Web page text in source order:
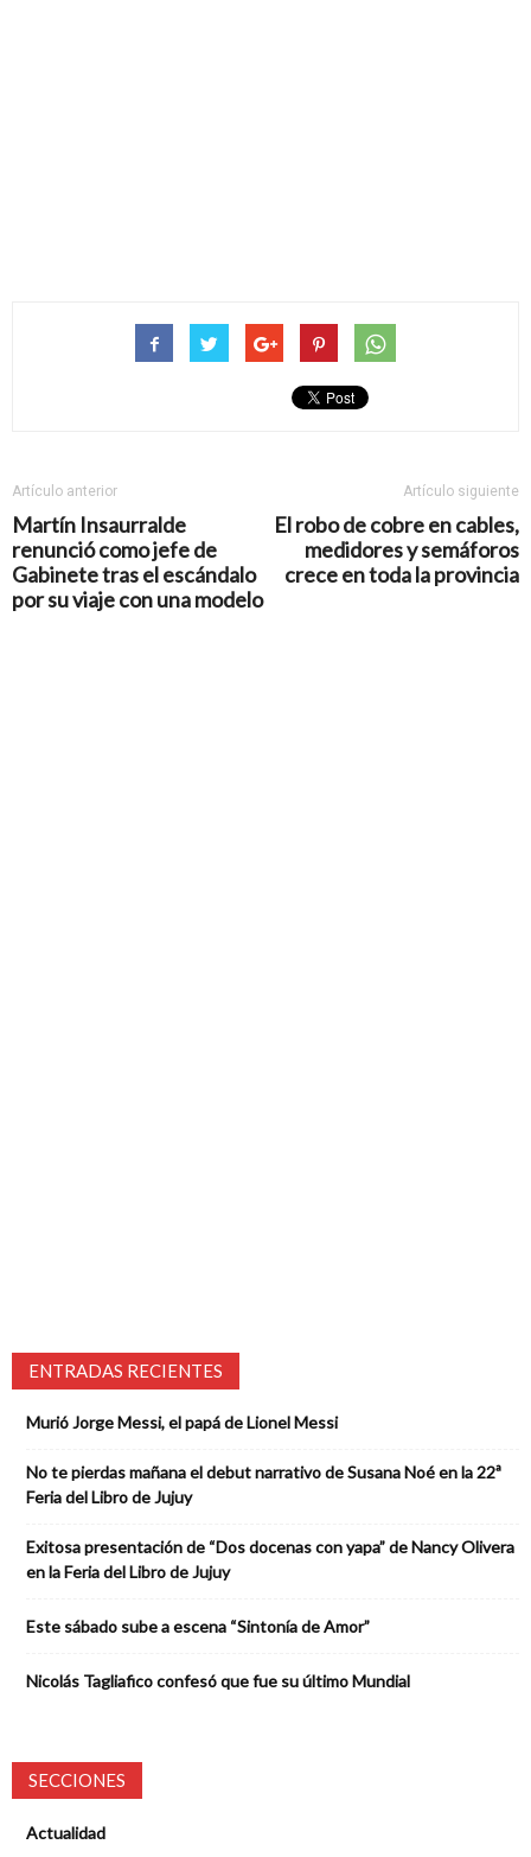
Artículo anterior
Martín Insaurralde
renunció como jefe de
Gabinete tras el escándalo
por su viaje con una modelo
Artículo siguiente
El robo de cobre en cables,
medidores y semáforos
crece en toda la provincia
ENTRADAS RECIENTES
Murió Jorge Messi, el papá de Lionel Messi
No te pierdas mañana el debut narrativo de Susana Noé en la 22ª
Feria del Libro de Jujuy
Exitosa presentación de “Dos docenas con yapa” de Nancy Olivera
en la Feria del Libro de Jujuy
Este sábado sube a escena “Sintonía de Amor”
Nicolás Tagliafico confesó que fue su último Mundial
SECCIONES
Actualidad